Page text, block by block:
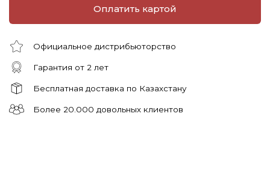
Оплатить картой
Официальное дистрибьюторство
Гарантия от 2 лет
Бесплатная доставка по Казахстану
Более 20.000 довольных клиентов